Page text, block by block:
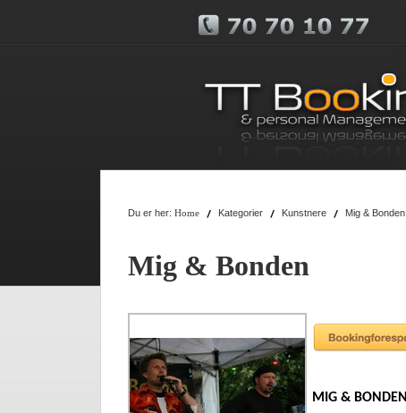
Du er her: Home Kategorier Kunstnere Mig & Bonden
Mig & Bonden
MIG & BONDEN